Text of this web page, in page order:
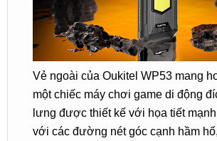
Vẻ ngoài của Oukitel WP53 mang
một chiếc máy chơi game di động
lưng được thiết kế với họa tiết
với các đường nét góc cạnh hầm